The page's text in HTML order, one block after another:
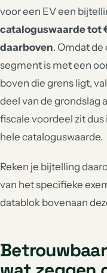
voor een EV een
cataloguswaarde tot
daarboven. Omdat
segment is met een
boven die grens ligt,
deel van de grondslag
fiscale voordeel zit
hele cataloguswaarde.
Reken je bijtelling
van het specifieke
datablok bovenaan